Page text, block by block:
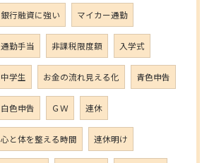
銀行融資に強い マイカー通勤
通勤手当 非課税限度額 入学式
中学生 お金の流れ見える化 青色申告
白色申告 ＧＷ 連休
心と体を整える時間 連休明け